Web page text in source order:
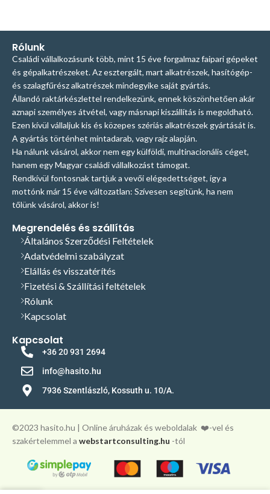
Rólunk
Családi vállalkozásunk több, mint 15 éve forgalmaz faipari gépeket
és gépalkatrészeket. Az esztergált, mart alkatrészek, hasítógép-
és szalagfűrész alkatrészek mindegyike saját gyártás.
Állandó raktárkészlettel rendelkezünk, ennek köszönhetően akár
aznapi személyes átvétel, vagy másnapi kiszállítás is megoldható.
Ezen kívül vállaljuk kis és közepes szériás alkatrészek gyártását is.
A gyártás történhet mintadarab, vagy rajz alapján.
Ha nálunk vásárol, akkor nem egy külföldi, multinacionális céget,
hanem egy Magyar családi vállalkozást támogat.
Rendkívül fontosnak tartjuk a vevői elégedettséget, így a
mottónk már 15 éve változatlan: Szívesen segítünk, ha nem
tőlünk vásárol, akkor is!
Megrendelés és szállítás
Általános Szerződési Feltételek
Adatvédelmi szabályzat
Elállás és visszatérítés
Fizetési & Szállítási feltételek
Rólunk
Kapcsolat
Kapcsolat
+36 20 931 2694
info@hasito.hu
7936 Szentlászló, Kossuth u. 10/A.
©️2023 hasito.hu | Online áruházak és weboldalak ❤️-vel és
szakértelemmel a webstartconsulting.hu -tól